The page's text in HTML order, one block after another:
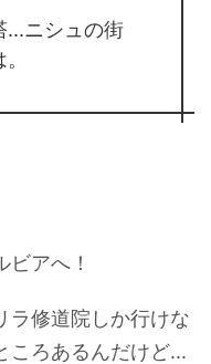
...ニシュの街
アへ！
ラ修道院しか行けな
ころあるんだけど...